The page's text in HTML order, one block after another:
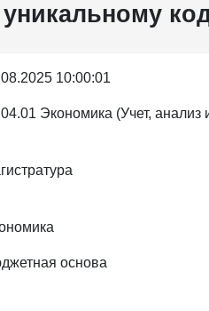
10:00:01
Экономика (Учет, анализ
основа